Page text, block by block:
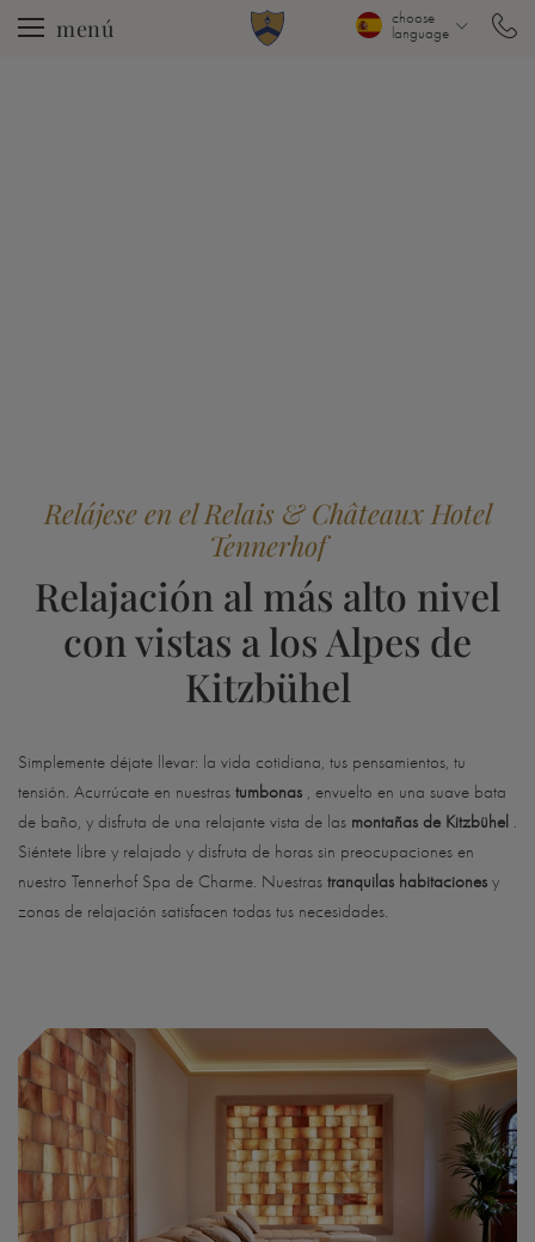
menú
choose
language
Relájese en el Relais & Châteaux Hotel
Tennerhof
Relajación al más alto nivel
con vistas a los Alpes de
Kitzbühel
Simplemente déjate llevar: la vida cotidiana, tus pensamientos, tu
tensión. Acurrúcate en nuestras tumbonas , envuelto en una suave bata
de baño, y disfruta de una relajante vista de las montañas de Kitzbühel .
Siéntete libre y relajado y disfruta de horas sin preocupaciones en
nuestro Tennerhof Spa de Charme. Nuestras tranquilas habitaciones y
zonas de relajación satisfacen todas tus necesidades.